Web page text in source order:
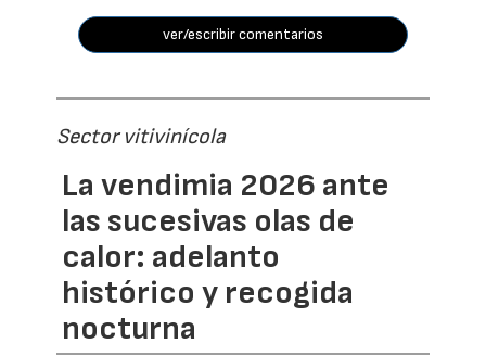
ver/escribir comentarios
Sector vitivinícola
La vendimia 2026 ante
las sucesivas olas de
calor: adelanto
histórico y recogida
nocturna